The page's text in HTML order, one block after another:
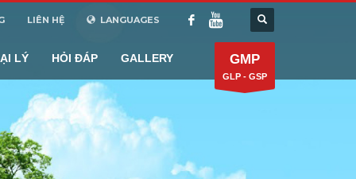
LANGUAGES
LIÊN HỆ
GMP
GLP - GSP
LÝ HỎI ĐÁP GALLERY